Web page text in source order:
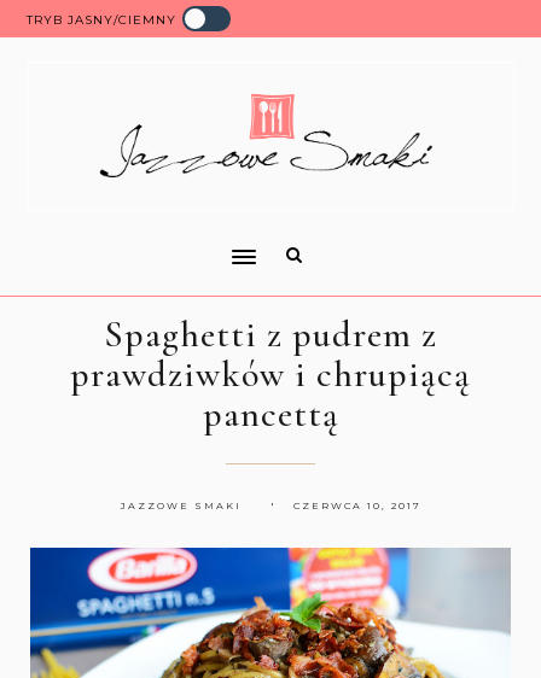
TRYB JASNY/CIEMNY
Spaghetti z pudrem z
prawdziwków i chrupiącą
pancettą
JAZZOWE SMAKI CZERWCA 10, 2017